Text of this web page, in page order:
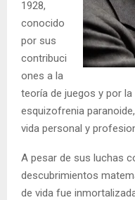
1928,
conocido
por sus
contribuci
ones a la
teoría de juegos y por
esquizofrenia
vida personal y
A pesar de sus luchas
descubrimientos
de vida fue